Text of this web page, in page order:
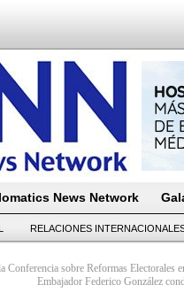
News Network
RELACIONES
Conferencia sobre Reformas Electorales
Embajador Federico González